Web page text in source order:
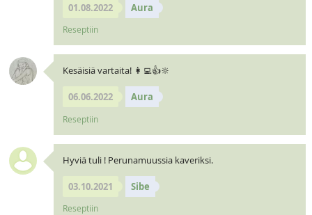
01.08.2022 Aura
Reseptiin
Kesäisiä vartaita! 👩‍💻👍🔆
06.06.2022 Aura
Reseptiin
Hyviä tuli ! Perunamuussia kaveriksi.
03.10.2021 Sibe
Reseptiin